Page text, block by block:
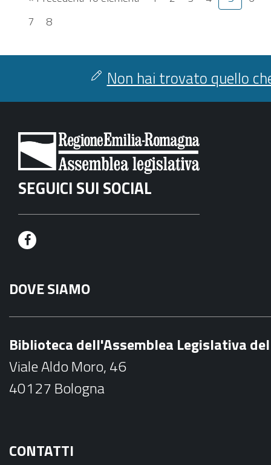
7
8
Non hai trovato quello
SEGUICI SUI SOCIAL
F
c
e
o
k
DOVE SIAMO
Biblioteca dell'Assemblea Legislativa
Viale Aldo Moro, 46
40127 Bologna
CONTATTI